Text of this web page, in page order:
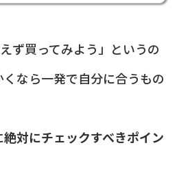
ず買ってみよう」というの
なら一発で自分に合うもの
絶対にチェックすべきポイン